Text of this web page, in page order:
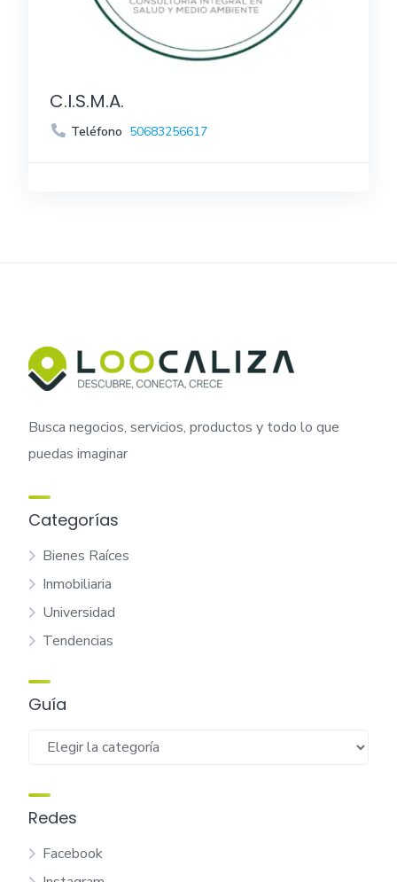
C.I.S.M.A.
Teléfono 50683256617
Busca negocios, servicios, productos y todo lo que
puedas imaginar
Categorías
Bienes Raíces
Inmobiliaria
Universidad
Tendencias
Guía
Guía
Redes
Facebook